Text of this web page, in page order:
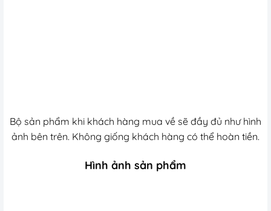
Bộ sản phẩm khi khách hàng mua về sẽ đầy đủ như hình
ảnh bên trên. Không giống khách hàng có thể hoàn tiền.
Hình ảnh sản phẩm